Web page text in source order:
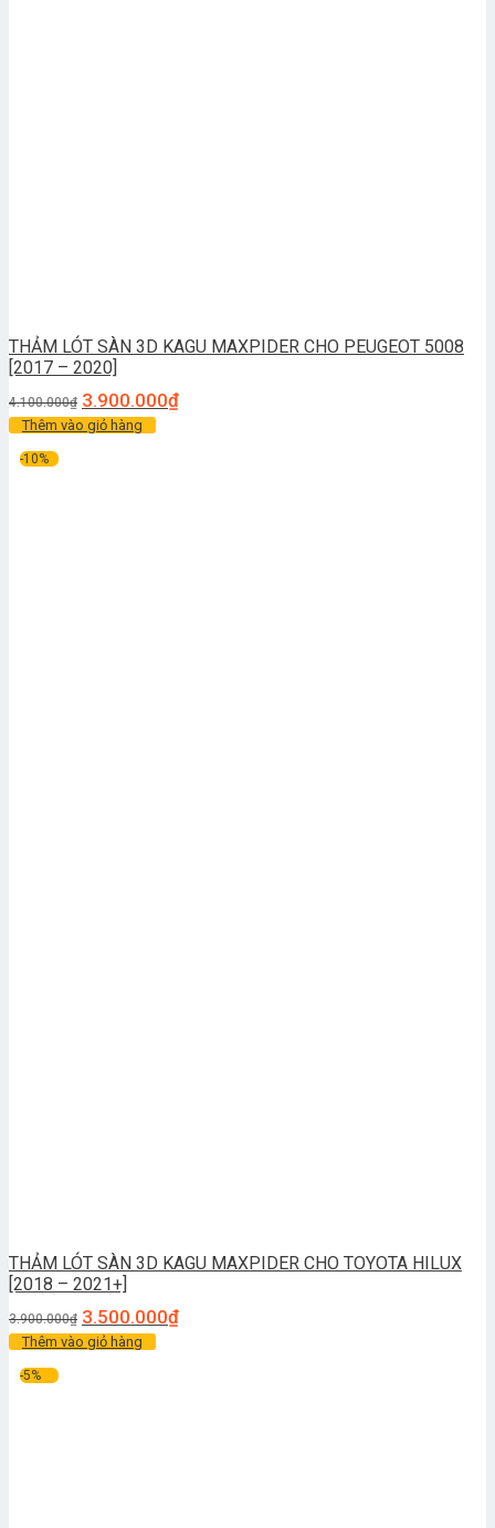
THẢM LÓT SÀN 3D KAGU MAXPIDER CHO PEUGEOT 5008
[2017 – 2020]
4.100.000₫ 3.900.000₫
Thêm vào giỏ hàng
-10%
THẢM LÓT SÀN 3D KAGU MAXPIDER CHO TOYOTA HILUX
[2018 – 2021+]
3.900.000₫ 3.500.000₫
Thêm vào giỏ hàng
-5%